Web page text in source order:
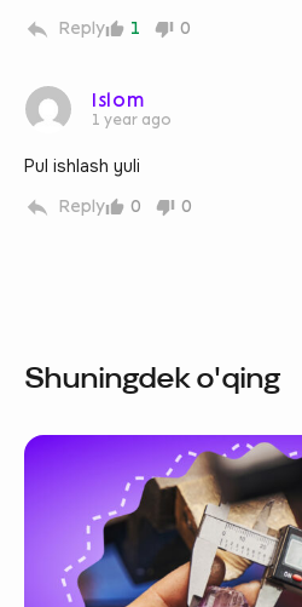
1 0
Reply
Islom
1 year ago
Pul ishlash yuli
0 0
Reply
Shuningdek o'qing